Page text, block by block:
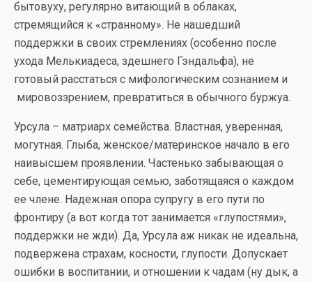
бытовуху, регулярно витающий в облаках,
стремящийся к «странному». Не нашедший
поддержки в своих стремлениях (особенно после
ухода Мелькиадеса, здешнего Гэндальфа), не
готовый расстаться с мифологическим сознанием и
мировоззрением, превратиться в обычного буржуа.
Урсула – матриарх семейства. Властная, уверенная,
могутная. Глыба, женское/материнское начало в его
наивысшем проявлении. Частенько забывающая о
себе, цементирующая семью, заботящаяся о каждом
ее члене. Надежная опора супругу в его пути по
фронтиру (а вот когда тот занимается «глупостями»,
поддержки не жди). Да, Урсула аж никак не идеальна,
подвержена страхам, косности, глупости. Допускает
ошибки в воспитании, и отношении к чадам (ну дык, а